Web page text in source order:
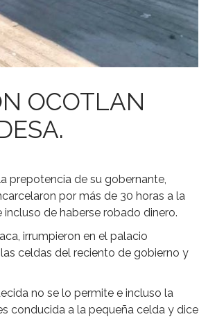
OCOTLAN
prepotencia de su gobernante,
por más de 30 horas a la
de haberse robado dinero.
irrumpieron en el palacio
celdas del reciento de gobierno y
no se lo permite e incluso la
conducida a la pequeña celda y dice